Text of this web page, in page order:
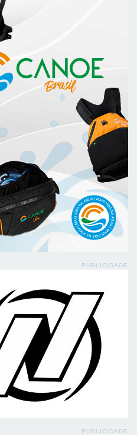
PUBLICIDADE
PUBLICIDADE